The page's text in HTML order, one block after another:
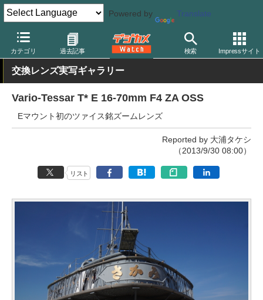
Powered by Translate
カテゴリ 過去記事 検索 Impressサイト
デジカメ Watch レンズ 交換レンズ ソニー
交換レンズ実写ギャラリー
Vario-Tessar T* E 16-70mm F4 ZA OSS
Eマウント初のツァイス銘ズームレンズ
Reported by 大浦タケシ
（2013/9/30 08:00）
リスト